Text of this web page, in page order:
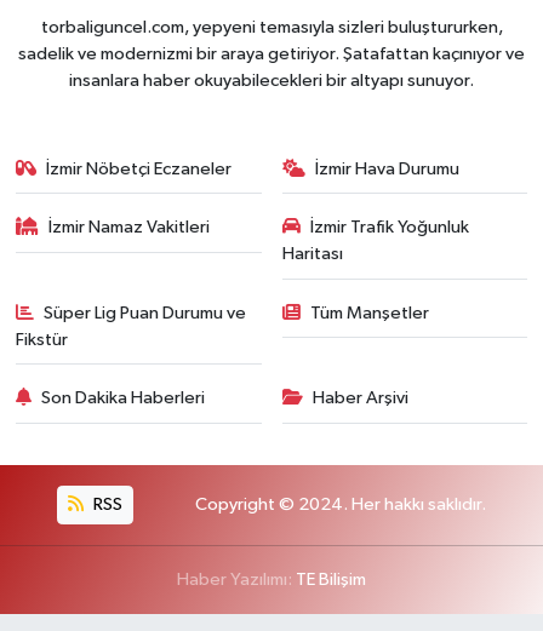
torbaliguncel.com, yepyeni temasıyla sizleri buluştururken,
sadelik ve modernizmi bir araya getiriyor. Şatafattan kaçınıyor ve
insanlara haber okuyabilecekleri bir altyapı sunuyor.
İzmir Nöbetçi Eczaneler İzmir Hava Durumu
İzmir Namaz Vakitleri
İzmir Trafik Yoğunluk
Haritası
Süper Lig Puan Durumu ve
Fikstür
Tüm Manşetler
Son Dakika Haberleri Haber Arşivi
RSS Copyright © 2024. Her hakkı saklıdır.
Haber Yazılımı: TE Bilişim